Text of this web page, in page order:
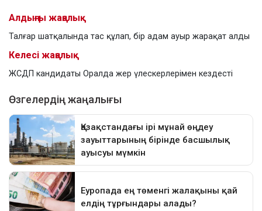
Алдыңғы жаңалық
Талғар шатқалында тас құлап, бір адам ауыр жарақат алды
Келесі жаңалық
ЖСДП кандидаты Оралда жер үлескерлерімен кездесті